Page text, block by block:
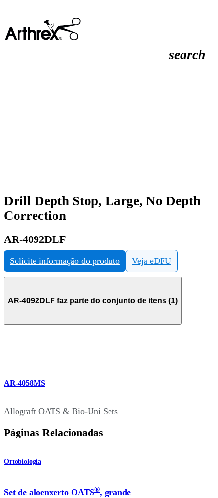
search
Drill Depth Stop, Large, No Depth
Correction
AR-4092DLF
Solicite informação do produto Veja eDFU
AR-4092DLF faz parte do conjunto de itens (1)
AR-4058MS
Allograft OATS & Bio-Uni Sets
Páginas Relacionadas
Ortobiologia
Set de aloenxerto OATS®, grande